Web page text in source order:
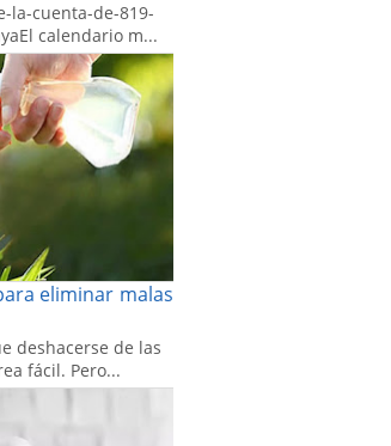
la-cuenta-de-819-
calendario m...
eliminar malas
deshacerse de las
fácil. Pero...